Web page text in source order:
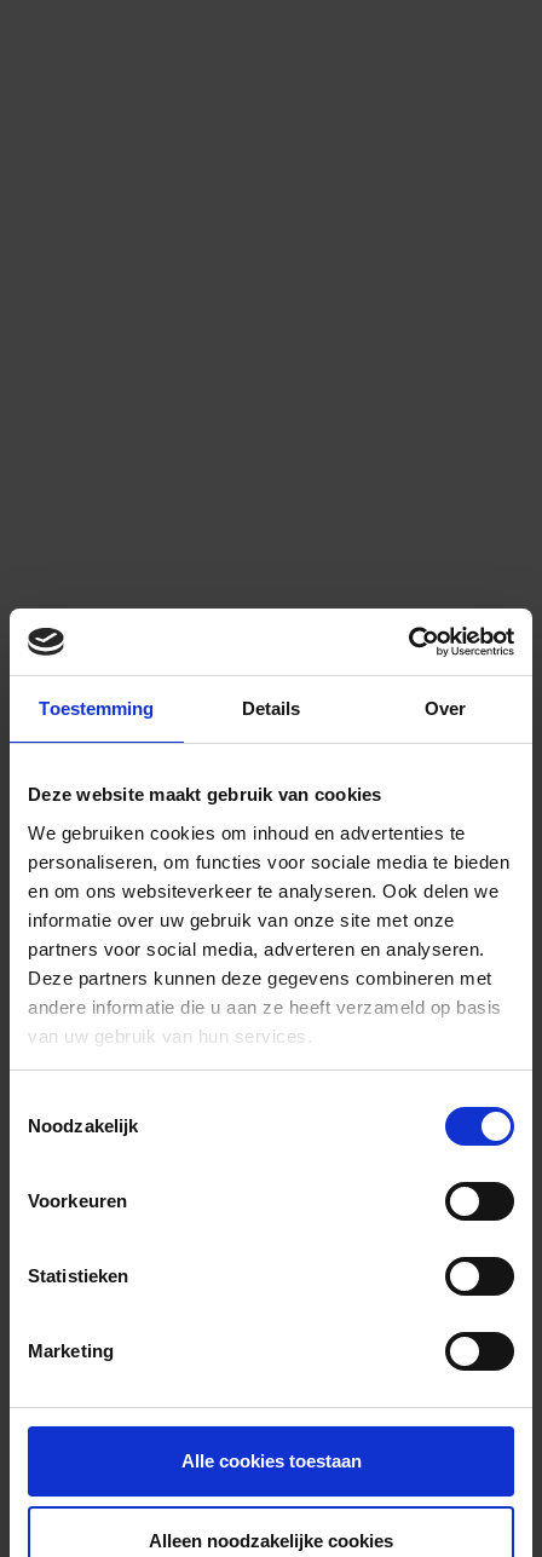
Toestemming Details Over
Deze website maakt gebruik van cookies
We gebruiken cookies om inhoud en advertenties te
personaliseren, om functies voor sociale media te bieden
en om ons websiteverkeer te analyseren. Ook delen we
informatie over uw gebruik van onze site met onze
partners voor social media, adverteren en analyseren.
Deze partners kunnen deze gegevens combineren met
andere informatie die u aan ze heeft verzameld op basis
van uw gebruik van hun services.
Noodzakelijk
Voorkeuren
Statistieken
Marketing
Alle cookies toestaan
Alleen noodzakelijke cookies